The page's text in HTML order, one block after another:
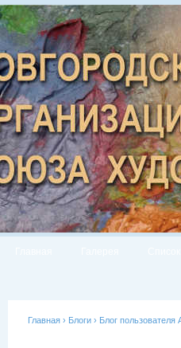
Главная › Блоги › Блог пользователя